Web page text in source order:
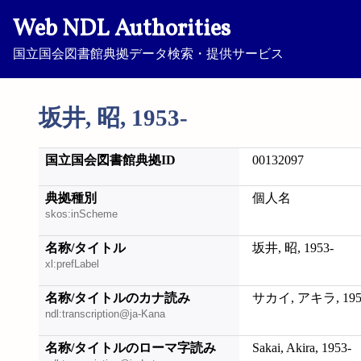
Web NDL Authorities
国立国会図書館典拠データ検索・提供サービス
坂井, 昭, 1953-
国立国会図書館典拠ID 00132097
典拠種別
skos:inScheme
個人名
名称/タイトル
xl:prefLabel
坂井, 昭, 1953-
名称/タイトルのカナ読み
ndl:transcription@ja-Kana
サカイ, アキラ,
名称/タイトルのローマ字読み Sakai, Akira, 1953-